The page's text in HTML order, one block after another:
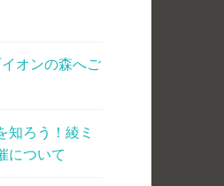
オンの森へご
知ろう！綾ミ
について